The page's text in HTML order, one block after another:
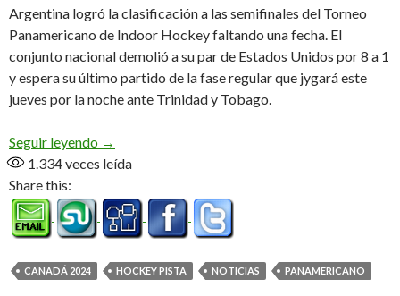
Argentina logró la clasificación a las semifinales del Torneo
Panamericano de Indoor Hockey faltando una fecha. El
conjunto nacional demolió a su par de Estados Unidos por 8 a 1
y espera su último partido de la fase regular que jygará este
jueves por la noche ante Trinidad y Tobago.
Seguir leyendo El seleccionado de los buenos momentos
→
1.334veces leída
Share this:
CANADÁ 2024 HOCKEY PISTA NOTICIAS PANAMERICANO